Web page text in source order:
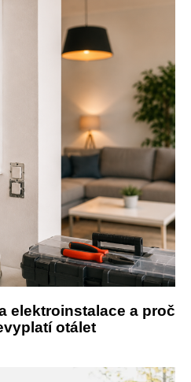
elektroinstalace a proč
otálet